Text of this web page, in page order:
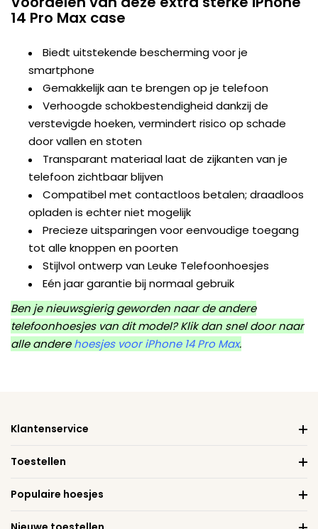
14 Pro Max case
Biedt uitstekende bescherming voor je
smartphone
Gemakkelijk aan te brengen op je telefoon
Verhoogde schokbestendigheid dankzij de
verstevigde hoeken, vermindert risico op schade
door vallen en stoten
Transparant materiaal laat de zijkanten van je
telefoon zichtbaar blijven
Compatibel met contactloos betalen; draadloos
opladen is echter niet mogelijk
Precieze uitsparingen voor eenvoudige toegang
tot alle knoppen en poorten
Stijlvol ontwerp van Leuke Telefoonhoesjes
Eén jaar garantie bij normaal gebruik
Ben je nieuwsgierig geworden naar de andere
telefoonhoesjes van dit model? Klik dan snel door naar
alle anderehoesjes voor iPhone 14 Pro Max.
Klantenservice
Toestellen
Populaire hoesjes